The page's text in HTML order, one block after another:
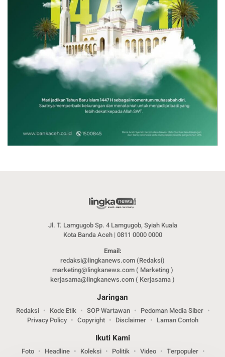
Jl. T. Lamgugob Sp. 4 Lamgugob, Syiah Kuala
Kota Banda Aceh | 0811 0000 0000
Email:
redaksi@lingkanews.com (Redaksi)
marketing@lingkanews.com ( Marketing )
kerjasama@lingkanews.com ( Kerjasama )
Jaringan
Redaksi Kode Etik SOP Wartawan
Pedoman Media Siber
Privacy Policy
Copyright Disclaimer Laman Contoh
Ikuti Kami
Foto Headline Koleksi Politik Video
Terpopuler